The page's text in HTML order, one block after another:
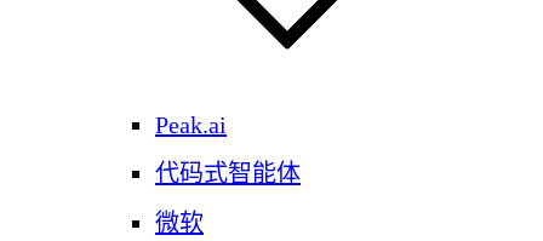
Peak.ai
代码式智能体
微软